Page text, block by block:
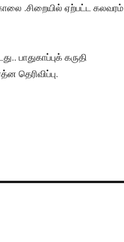
.சிறையில் ஏற்பட்ட கலவரம்
பாதுகாப்புக் கருதி
தெரிவிப்பு.